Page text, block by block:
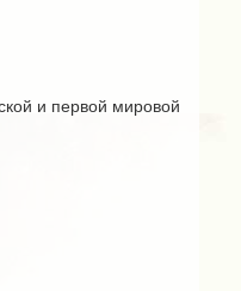
и первой мировой